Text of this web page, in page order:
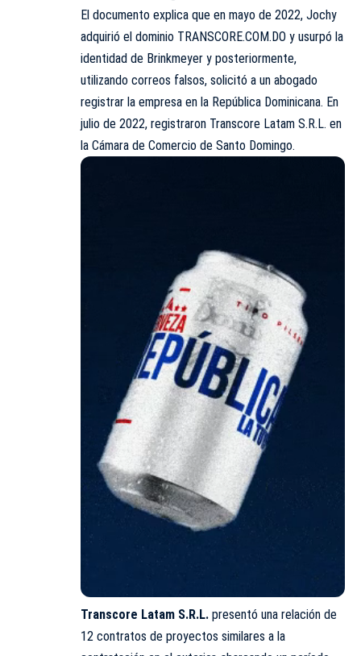
El documento explica que en mayo de 2022, Jochy
adquirió el dominio TRANSCORE.COM.DO y usurpó la
identidad de Brinkmeyer y posteriormente,
utilizando correos falsos, solicitó a un abogado
registrar la empresa en la República Dominicana. En
julio de 2022, registraron Transcore Latam S.R.L. en
la Cámara de Comercio de Santo Domingo.
Transcore Latam S.R.L. presentó una relación de
12 contratos de proyectos similares a la